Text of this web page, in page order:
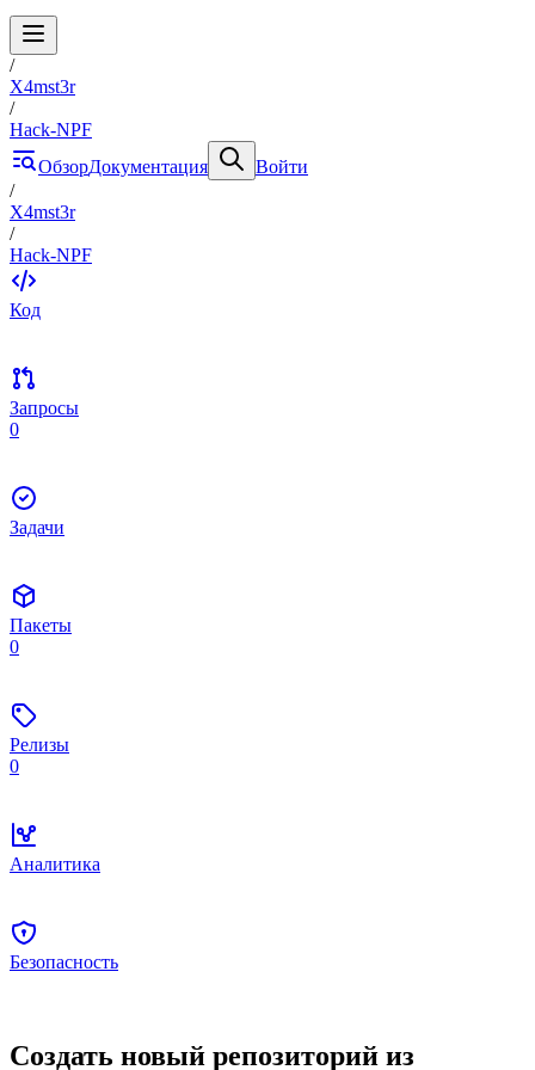
/
X4mst3r
/
Hack-NPF
ОбзорДокументация
Войти
/
X4mst3r
/
Hack-NPF
Код
Запросы
0
Задачи
Пакеты
0
Релизы
0
Аналитика
Безопасность
Создать новый репозиторий из